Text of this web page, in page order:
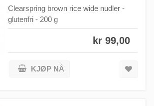
Clearspring brown rice wide nudler -
glutenfri - 200 g
kr 99,00
KJØP NÅ